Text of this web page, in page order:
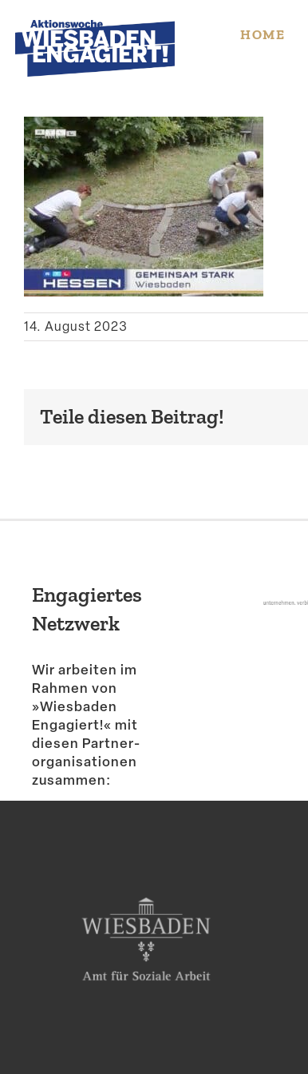
to
content
HOME
14. August 2023
Teile diesen Beitrag!
Engagiertes
Netzwerk
Wir arbeiten im
Rahmen von
»Wiesbaden
Engagiert!« mit
diesen Partner­
or­ga­ni­sa­tionen
zusammen: